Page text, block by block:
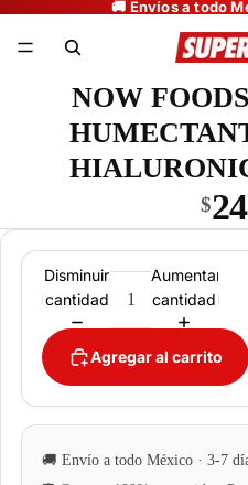
NOW
$
Disminuir
cantidad
Aumentar
cantidad
Agregar al carrito